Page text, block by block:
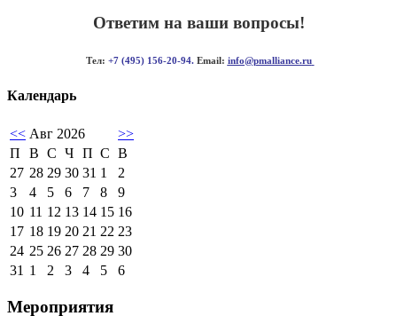
Ответим на ваши вопросы!
Тел: +7 (495) 156-20-94. Email: info@pmalliance.ru
Календарь
<< Авг 2026
>>
П
В С Ч П С В
27 28 29 30 31 1
2
3
4 5 6 7 8
9
10 11 12 13 14 15 16
17 18 19 20 21 22 23
24 25 26 27 28 29 30
31 1 2 3 4 5 6
Мероприятия